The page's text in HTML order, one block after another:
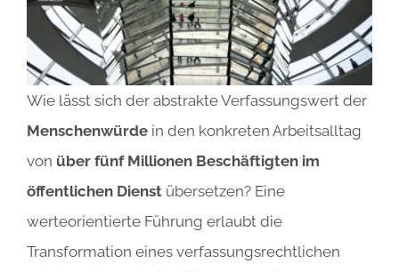
Wie lässt sich der abstrakte Verfassungswert der
Menschenwürdein den konkreten Arbeitsalltag
von über fünf Millionen Beschäftigten im
öffentlichen Dienstübersetzen? Eine
werteorientierte Führung erlaubt die
Transformation eines verfassungsrechtlichen